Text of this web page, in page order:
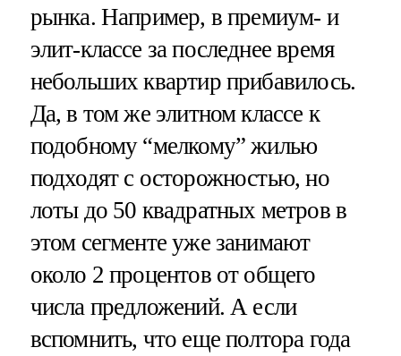
рынка. Например, в премиум- и
элит-классе за последнее время
небольших квартир прибавилось.
Да, в том же элитном классе к
подобному “мелкому” жилью
подходят с осторожностью, но
лоты до 50 квадратных метров в
этом сегменте уже занимают
около 2 процентов от общего
числа предложений. А если
вспомнить, что еще полтора года